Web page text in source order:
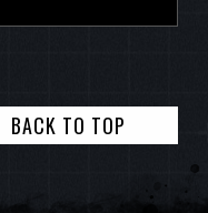
BACK TO TOP